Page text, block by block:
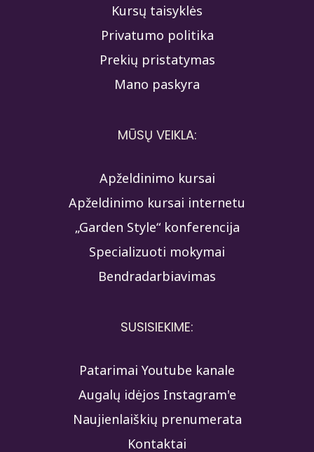
Kursų taisyklės
Privatumo politika
Prekių pristatymas
Mano paskyra
MŪSŲ VEIKLA:
Apželdinimo kursai
Apželdinimo kursai internetu
„Garden Style“ konferencija
Specializuoti mokymai
Bendradarbiavimas
SUSISIEKIME:
Patarimai Youtube kanale
Augalų idėjos Instagram'e
Naujienlaiškių prenumerata
Kontaktai